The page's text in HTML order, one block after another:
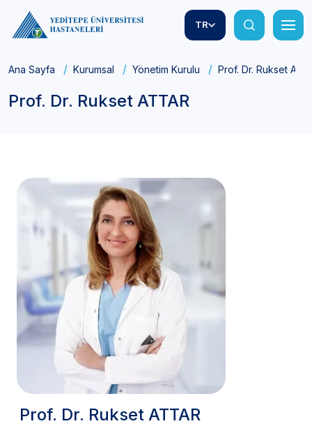
TR
Ana Sayfa Kurumsal Yönetim Kurulu Prof. Dr. Rukset
Prof. Dr. Rukset ATTAR
Prof. Dr. Rukset ATTAR